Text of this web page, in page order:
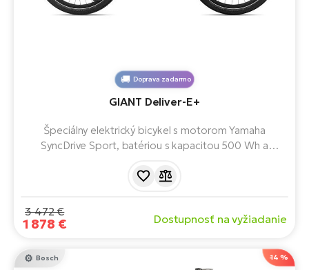
Doprava zadarmo
GIANT Deliver-E+
Špeciálny elektrický bicykel s motorom Yamaha
SyncDrive Sport, batériou s kapacitou 500 Wh a
osobné a pracovné použitie s nosnosťou 180 kg.
3 472 €
1 878 € Dostupnosť na vyžiadanie
-14 %
Bosch